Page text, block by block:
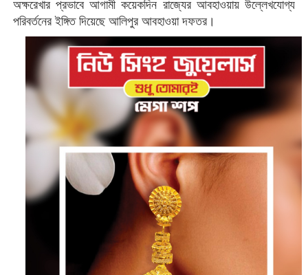
অক্ষরেখার প্রভাবে আগামী কয়েকদিন রাজ্যের আবহাওয়ায় উল্লেখযোগ্য
পরিবর্তনের ইঙ্গিত দিয়েছে আলিপুর আবহাওয়া দফতর।